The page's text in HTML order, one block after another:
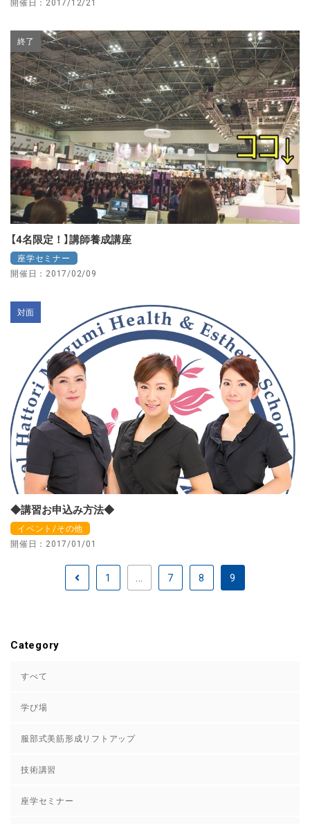
終了
【4名限定！】講師養成講座
座学セミナー
開催日：2017/02/09
対面
◆講習お申込み方法◆
イベント/その他
開催日：2017/01/01
1 ... 7 8 9
Category
すべて
学び場
服部式美筋形成リフトアップ
技術講習
座学セミナー